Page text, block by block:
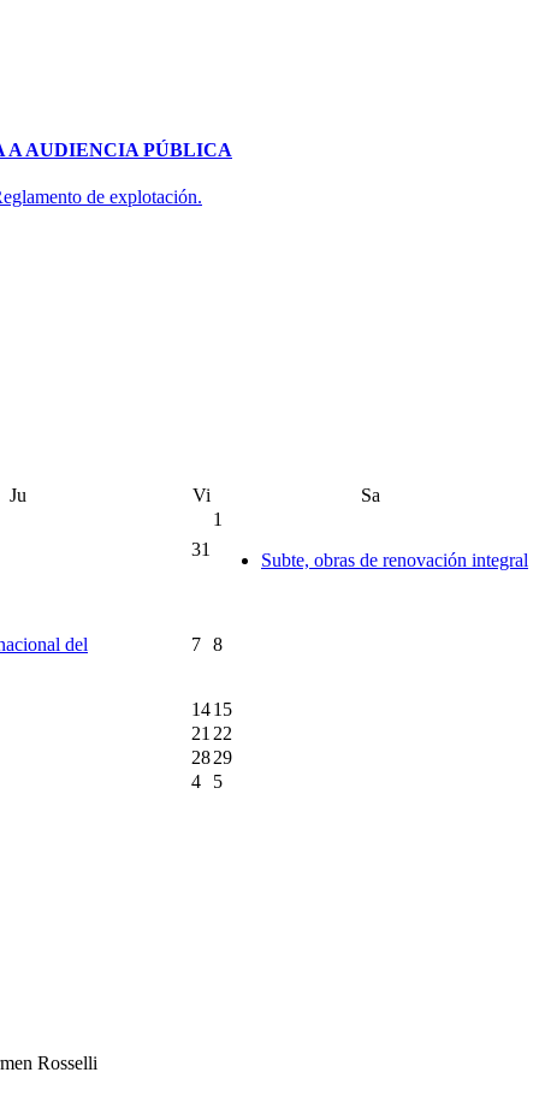
A AUDIENCIA PÚBLICA
de explotación.
Ju Vi Sa
31
1
Subte, obras de renovación integral
del 7 8
1415
21 22
2829
4
5
Rosselli